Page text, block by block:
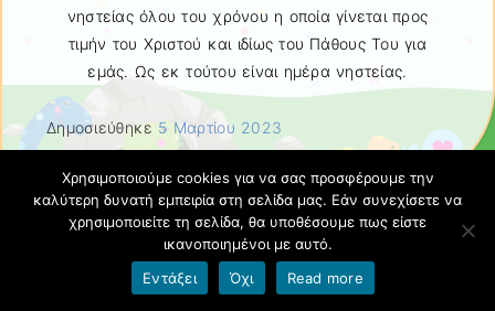
νηστείας όλου του χρόνου η οποία γίνεται προς
τιμήν του Χριστού και ιδίως του Πάθους Του για
εμάς. Ως εκ τούτου είναι ημέρα νηστείας.
Δημοσιεύθηκε 5 Μαρτίου 2023
Η ΚΥΡΑ ΣΑΡΑΚΟΣΤΗ
Ένα από τα παλαιότερα ελληνικά έθιμα για τη
Χρησιμοποιούμε cookies για να σας προσφέρουμε την
καλύτερη δυνατή εμπειρία στη σελίδα μας. Εάν συνεχίσετε να
χρησιμοποιείτε τη σελίδα, θα υποθέσουμε πως είστε
ικανοποιημένοι με αυτό.
Εντάξει
Όχι Read more